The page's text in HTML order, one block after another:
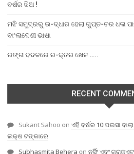
ବର୍ଷର ଝିଅ !
ମଝି ସମୁଦ୍ରରୁ ଉ-ଦ୍ଧାର ହେଲା ଗୁପ୍ତ-ଚର ଧଳା
ବାଂଲାଦେଶୀ ଭାଷା
ରଙ୍ଗ ବଦଳରେ ର-କ୍ତର ଖେଳ …..
RECENT
Sukant Sahoo on ଏହି ବର୍ଷର 10 ପଇସା
ଲକ୍ଷ ଟଙ୍କାରେ
Subhasmita Behera on ନର୍ସିଂ ଏବଂ